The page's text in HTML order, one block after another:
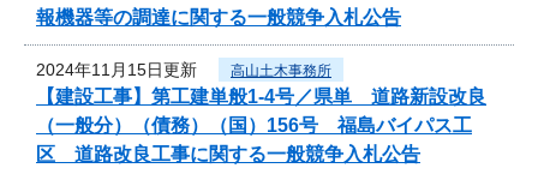
報機器等の調達に関する一般競争入札公告
2024年11月15日更新 高山土木事務所
【建設工事】第工建単般1-4号／県単 道路新設改良
（一般分）（債務）（国）156号 福島バイパス工
区 道路改良工事に関する一般競争入札公告